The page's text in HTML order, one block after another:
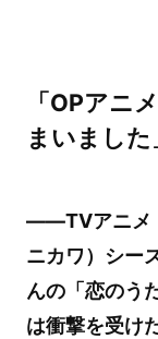
「OPアニ
まいました
――TVアニメ
ニカワ）シー
んの「恋のう
は衝撃を受け